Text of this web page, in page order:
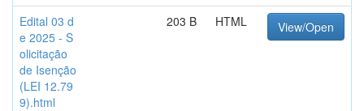
Edital 03 d
e 2025 - S
olicitação
de Isenção
(LEI 12.79
9).html
203 B HTML View/Open